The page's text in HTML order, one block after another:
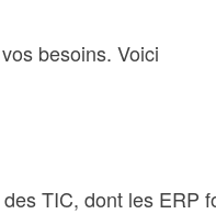
besoins. Voici
TIC, dont les ERP